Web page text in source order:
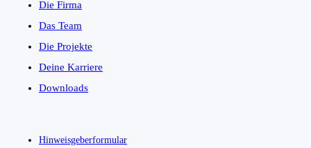
Die Firma
Das Team
Die Projekte
Deine Karriere
Downloads
Hinweisgeberformular